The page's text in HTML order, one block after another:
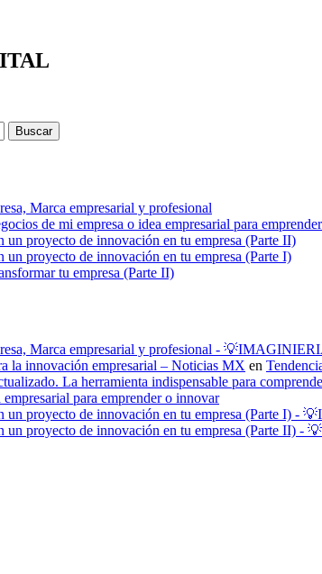
Marca empresarial y profesional
de mi empresa o idea empresarial para
un proyecto de innovación en tu empresa (Parte II)
un proyecto de innovación en tu empresa (Parte I)
tu empresa (Parte II)
Marca empresarial y profesional -
la innovación empresarial – Noticias MX en
La herramienta indispensable para
para emprender o innovar
un proyecto de innovación en tu empresa (Parte I) -
un proyecto de innovación en tu empresa (Parte II)